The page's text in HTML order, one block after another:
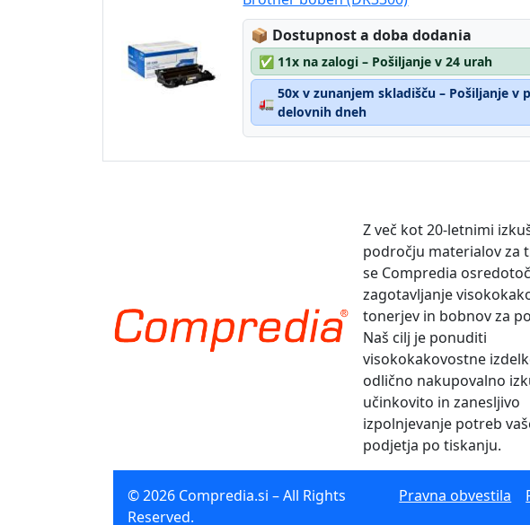
📦 Lagerstatus:
Dostupnost a doba dodania
✅ 11x na zalogi – Pošiljanje v 24 urah
🚛
50x v zunanjem skladišču – Pošiljanje v
delovnih dneh
Z več kot 20-letnimi
področju materialov za
se Compredia
zagotavljanje
tonerjev in bobnov za
Naš cilj je ponuditi
visokokakovostne
odlično nakupovalno
učinkovito in zanesljivo
izpolnjevanje potreb
podjetja po tiskanju.
© 2026 Compredia.si – All Rights
Reserved.
Pravna obvestila